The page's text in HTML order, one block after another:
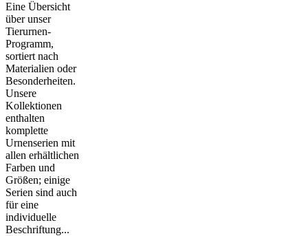
Eine Übersicht
über unser
Tierurnen-
Programm,
sortiert nach
Materialien oder
Besonderheiten.
Unsere
Kollektionen
enthalten
komplette
Urnenserien mit
allen erhältlichen
Farben und
Größen; einige
Serien sind auch
für eine
individuelle
Beschriftung...